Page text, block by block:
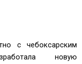
с чебоксарским
новую